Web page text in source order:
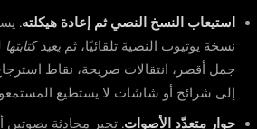
استيعاب النسخ النصي ثم إعادة هيكلته.
نسخة يوتيوب النصية تلقائيًا، ثم يعيد كتابتها
جمل أقصر، انتقالات صريحة، نقاط
إلى شرائح أو شاشات لا يستطيع
حوار متعدّد الأصوات. تجبر محادثة بصوتين